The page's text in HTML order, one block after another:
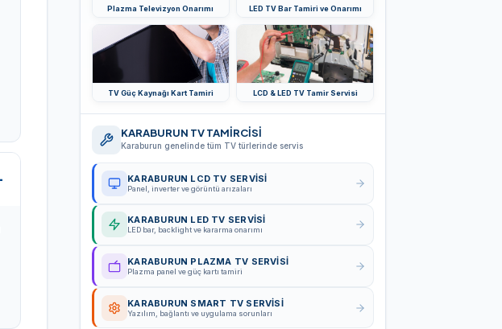
Plazma Televizyon Onarımı LED TV Bar Tamiri ve Onarımı
TV Güç Kaynağı Kart Tamiri LCD & LED TV Tamir Servisi
KARABURUN TV TAMİRCİSİ
Karaburun genelinde tüm TV türlerinde servis
KARABURUN LCD TV SERVISI
Panel, inverter ve görüntü arızaları
KARABURUN LED TV SERVISI
LED bar, backlight ve kararma onarımı
KARABURUN PLAZMA TV SERVISI
Plazma panel ve güç kartı tamiri
KARABURUN SMART TV SERVISI
Yazılım, bağlantı ve uygulama sorunları